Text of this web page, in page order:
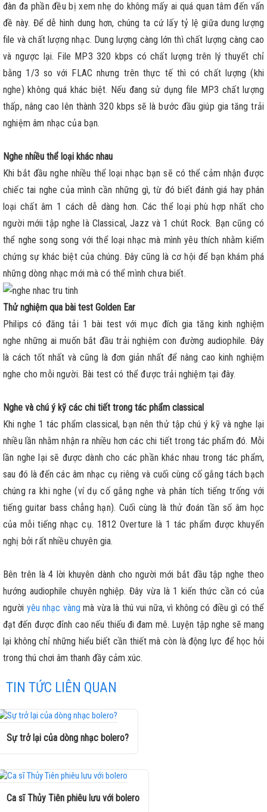
đàn đa phần đều bị xem nhẹ do không mấy ai quá quan tâm đến vấn
đề này. Để dễ hình dung hơn, chúng ta cứ lấy tỷ lệ giữa dung lượng
file và chất lượng nhạc. Dung lượng càng lớn thì chất lượng càng cao
và ngược lại. File MP3 320 kbps có chất lượng trên lý thuyết chỉ
bằng 1/3 so với FLAC nhưng trên thực tế thì có chất lượng (khi
nghe) không quá khác biệt. Nếu đang sử dụng file MP3 chất lượng
thấp, nâng cao lên thành 320 kbps sẽ là bước đầu giúp gia tăng trải
nghiệm âm nhạc của bạn.
Nghe nhiều thể loại khác nhau
Khi bắt đầu nghe nhiều thể loại nhạc bạn sẽ có thể cảm nhận được
chiếc tai nghe của mình cần những gì, từ đó biết đánh giá hay phân
loại chất âm 1 cách dễ dàng hơn. Các thể loại phù hợp nhất cho
người mớii tập nghe là Classical, Jazz và 1 chút Rock. Bạn cũng có
thể nghe song song với thể loại nhạc mà mình yêu thích nhằm kiểm
chứng sự khác biệt của chúng. Đây cũng là cơ hội để bạn khám phá
những dòng nhạc mới mà có thể mình chưa biết.
Thử nghiệm qua bài test Golden Ear
Philips có đăng tải 1 bài test với mục đích gia tăng kinh nghiệm
nghe những ai muốn bắt đầu trải nghiệm con đường audiophile. Đây
là cách tốt nhất và cũng là đơn giản nhất để nâng cao kinh nghiệm
nghe cho mỗi người. Bài test có thể được trải nghiệm tại đây.
Nghe và chú ý kỹ các chi tiết trong tác phẩm classical
Khi nghe 1 tác phẩm classical, bạn nên thử tập chú ý kỹ và nghe lại
nhiều lần nhằm nhận ra nhiều hơn các chi tiết trong tác phẩm đó. Mỗi
lần nghe lại sẽ được dành cho các phần khác nhau trong tác phẩm,
sau đó là đến các âm nhạc cụ riêng và cuối cùng cố gắng tách bạch
chúng ra khi nghe (ví dụ cố gắng nghe và phân tích tiếng trống với
tiếng guitar bass chẳng hạn). Cuối cùng là thử đoán tần số âm học
của mỗi tiếng nhạc cụ. 1812 Overture là 1 tác phẩm được khuyến
nghị bởi rất nhiều chuyên gia.
Bên trên là 4 lời khuyên dành cho người mới bắt đầu tập nghe theo
hướng audiophile chuyên nghiệp. Đây vừa là 1 kiến thức cần có của
người yêu nhạc vàng mà vừa là thú vui nữa, vì không có điều gì có thể
đạt đến được đỉnh cao nếu thiếu đi đam mê. Luyện tập nghe sẽ mang
lại không chỉ những hiểu biết cần thiết mà còn là động lực để học hỏi
trong thú chơi âm thanh đầy cảm xúc.
TIN TỨC LIÊN QUAN
Sự trở lại của dòng nhạc bolero?
Ca sĩ Thủy Tiên phiêu lưu với bolero